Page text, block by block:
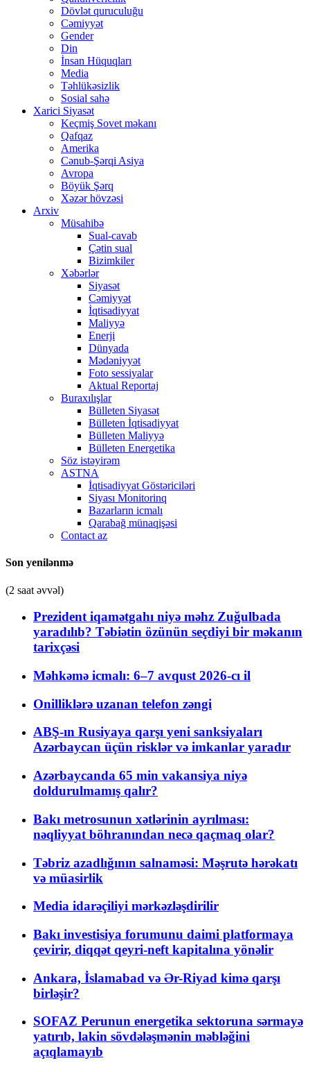
Dövlət quruculuğu
Cəmiyyət
Gender
Din
İnsan Hüquqları
Media
Təhlükəsizlik
Sosial sahə
Xarici Siyasət
Keçmiş Sovet məkanı
Qafqaz
Amerika
Cənub-Şərqi Asiya
Avropa
Böyük Şərq
Xəzər hövzəsi
Arxiv
Müsahibə
Sual-cavab
Çətin sual
Bizimkiler
Xəbərlər
Siyasət
Cəmiyyət
İqtisadiyyat
Maliyyə
Enerji
Dünyada
Mədəniyyət
Foto sessiyalar
Aktual Reportaj
Buraxılışlar
Bülleten Siyasət
Bülleten İqtisadiyyat
Bülleten Maliyyə
Bülleten Energetika
Söz istəyirəm
ASTNA
İqtisadiyyat Göstəriciləri
Siyası Monitorinq
Bazarların icmalı
Qarabağ münaqişəsi
Contact az
Son yenilənmə
(2 saat əvvəl)
Prezident iqamətgahı niyə məhz Zuğulbada
yaradılıb? Təbiətin özünün seçdiyi bir məkanın
tarixçəsi
Məhkəmə icmalı: 6–7 avqust 2026-cı il
Onilliklərə uzanan telefon zəngi
ABŞ-ın Rusiyaya qarşı yeni sanksiyaları
Azərbaycan üçün risklər və imkanlar yaradır
Azərbaycanda 65 min vakansiya niyə
doldurulmamış qalır?
Bakı metrosunun xətlərinin ayrılması:
nəqliyyat böhranından necə qaçmaq olar?
Təbriz azadlığının salnaməsi: Məşrutə hərəkatı
və müasirlik
Media idarəçiliyi mərkəzləşdirilir
Bakı investisiya forumunu daimi platformaya
çevirir, diqqət qeyri-neft kapitalına yönəlir
Ankara, İslamabad və Ər-Riyad kimə qarşı
birləşir?
SOFAZ Perunun energetika sektoruna sərmayə
yatırıb, lakin sövdələşmənin məbləğini
açıqlamayıb